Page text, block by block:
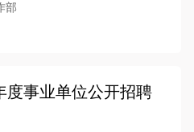
部
度事业单位公开招聘